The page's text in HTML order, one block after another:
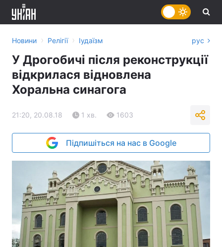
Новини › Релігії › Іудаїзм рус
У Дрогобичі після реконструкції
відкрилася відновлена
Хоральна синагога
21:20, 20.08.18 1 хв. 1603
Підпишіться на нас в Google